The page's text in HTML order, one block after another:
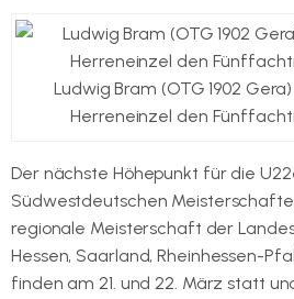
Ludwig Bram (OTG 1902
Herreneinzel den
Der nächste Höhepunkt für die
Südwestdeutschen
regionale Meisterschaft der
Hessen, Saarland, Rheinhessen-
finden am 21. und 22. März statt